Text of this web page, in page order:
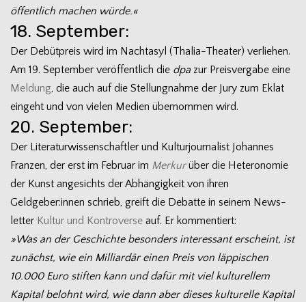
öffent­lich machen würde.«
18. September:
Der Debüt­preis wird im Nacht­asyl (Thalia-Theater) ver­lie­hen.
Am 19. Sep­tem­ber ver­öf­fent­lich die dpa zur Preis­ver­gabe eine
Mel­dung, die auch auf die Stel­lung­nahme der Jury zum Eklat
ein­geht und von vie­len Medien über­nom­men wird.
20. September:
Der Lite­ra­tur­wis­sen­schaft­ler und Kul­tur­jour­na­list Johan­nes
Fran­zen, der erst im Februar im Mer­kurüber die Hete­ro­no­mie
der Kunst ange­sichts der Abhän­gig­keit von ihren
Geldgeber:innen schrieb, greift die Debatte in sei­nem News­
let­ter Kul­tur und Kon­tro­verse auf. Er kommentiert:
»Was an der Geschichte beson­ders inter­es­sant erscheint, ist
zunächst, wie ein Mil­li­ar­där einen Preis von läp­pi­schen
10.000 Euro stif­ten kann und dafür mit viel kul­tu­rel­lem
Kapi­tal belohnt wird, wie dann aber die­ses kul­tu­relle Kapi­tal